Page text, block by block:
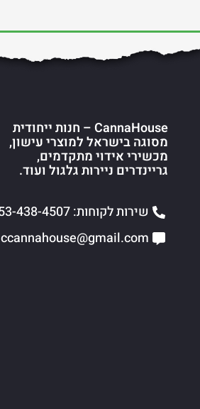
CannaHouse – חנות ייחודית
מסוגה בישראל למוצרי עישון,
מכשירי אידוי מתקדמים,
גריינדרים ניירות גלגול ועוד.
שירות לקוחות: 053-438-4507
ccannahouse@gmail.com